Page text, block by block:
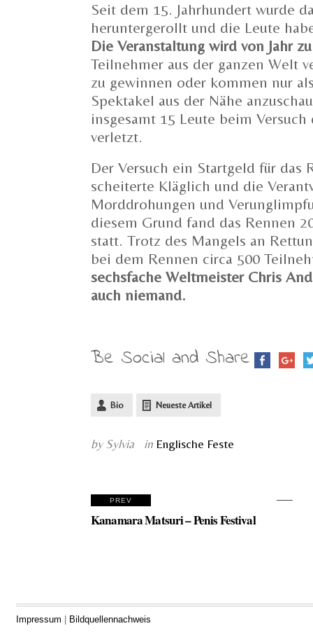
Seit dem 15. Jahrhundert wurde
heruntergerollt und die Leute
Die Veranstaltung wird von Jahr
Teilnehmer aus der ganzen Welt
zu gewinnen oder kommen nur
Spektakel aus der Nähe
insgesamt 15 Leute beim Versuch
verletzt.
Der Versuch ein Startgeld für das
scheiterte Kläglich und die
Morddrohungen und
diesem Grund fand das Rennen
statt. Trotz des Mangels an
bei dem Rennen circa 500
sechsfache Weltmeister Chris
auch niemand.
Be Social and Share
Bio Neueste Artikel
by Sylvia in Englische Feste
PREV
Kanamara Matsuri – Penis Festival
Impressum Bildquellennachweis